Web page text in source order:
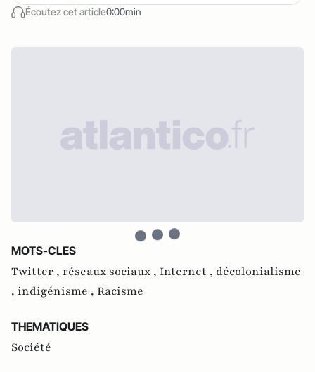
Écoutez cet article0:00min
MOTS-CLES
Twitter , réseaux sociaux , Internet , décolonialisme
, indigénisme , Racisme
THEMATIQUES
Société